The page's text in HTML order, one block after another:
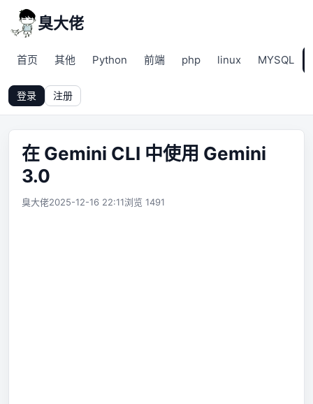
臭大佬
首页 其他 Python 前端 php linux MYSQL
登录 注册
在 Gemini CLI 中使用 Gemini
3.0
臭大佬2025-12-16 22:11浏览 1491